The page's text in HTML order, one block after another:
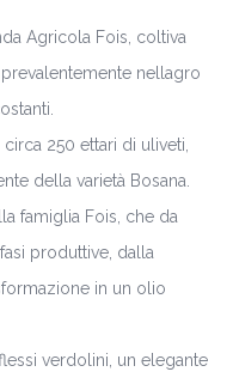
Agricola Fois, coltiva
nellagro
circa 250 ettari di uliveti,
della varietà Bosana.
famiglia Fois, che da
produttive, dalla
in un olio
verdolini, un elegante